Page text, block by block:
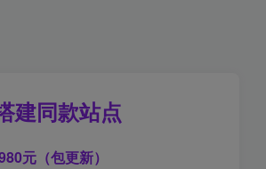
建同款站点
元（包更新）